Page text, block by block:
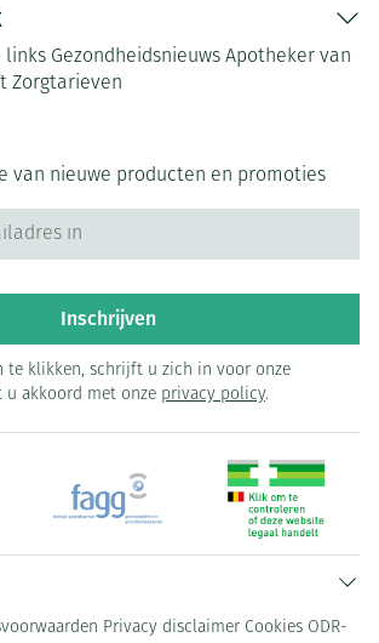
links Gezondheidsnieuws Apotheker van
Zorgtarieven
van nieuwe producten en promoties
Inschrijven
te klikken, schrijft u zich in voor onze
u akkoord met onze privacy policy.
Privacy disclaimer Cookies ODR-